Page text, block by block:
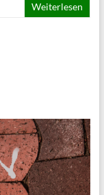
Weiterlesen